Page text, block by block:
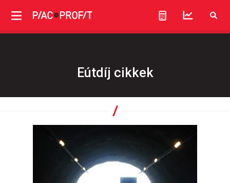
Eútdíj cikkek